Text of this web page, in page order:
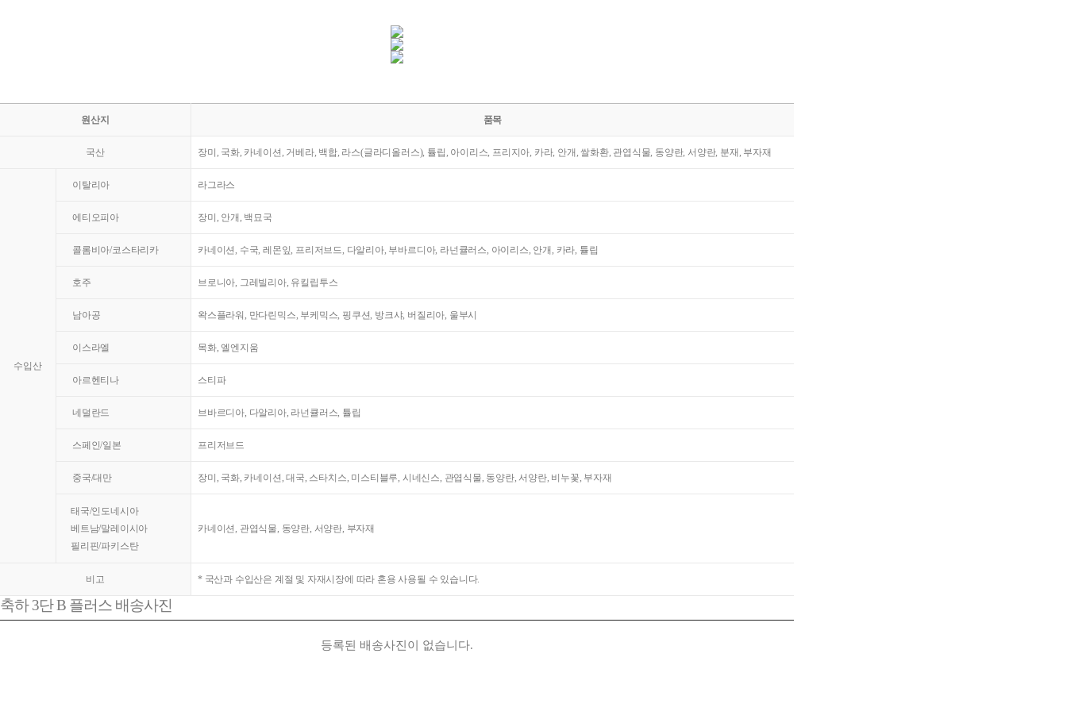
원산지 품목
국산 장미, 국화, 카네이션, 거베라, 백합, 라스(글라디올러스), 튤립, 아이리스, 프리지아, 카라, 안개, 쌀화환, 관엽식물, 동양란, 서양란, 분재, 부자재
수입산
이탈리아 라그라스
에티오피아 장미, 안개, 백묘국
콜롬비아/코스타리카 카네이션, 수국, 레몬잎, 프리저브드, 다알리아, 부바르디아, 라넌큘러스, 아이리스, 안개, 카라, 튤립
호주 브로니아, 그레빌리아, 유킬립투스
남아공 왁스플라워, 만다린믹스, 부케믹스, 핑쿠션, 방크샤, 버질리아, 울부시
이스라엘 목화, 엘엔지움
아르헨티나 스티파
네덜란드 브바르디아, 다알리아, 라넌큘러스, 튤립
스페인/일본 프리저브드
중국/대만 장미, 국화, 카네이션, 대국, 스타치스, 미스티블루, 시네신스, 관엽식물, 동양란, 서양란, 비누꽃, 부자재
태국/인도네시아
베트남/말레이시아
필리핀/파키스탄
카네이션, 관엽식물, 동양란, 서양란, 부자재
비고 * 국산과 수입산은 계절 및 자재시장에 따라 혼용 사용될 수 있습니다.
축하 3단 B 플러스 배송사진
등록된 배송사진이 없습니다.